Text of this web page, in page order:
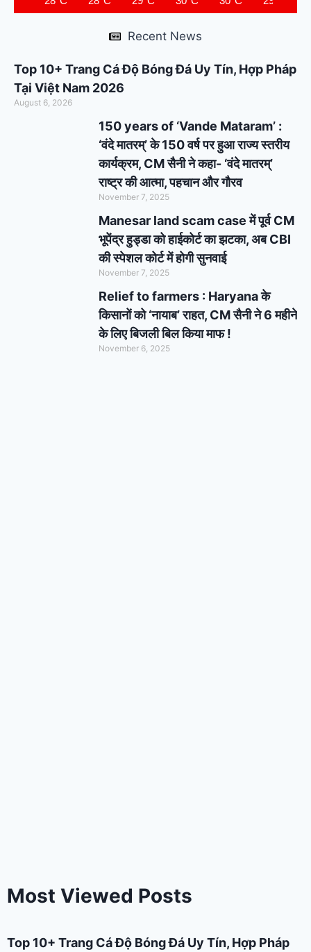
Recent News
Top 10+ Trang Cá Độ Bóng Đá Uy Tín, Hợp Pháp
Tại Việt Nam 2026
August 6, 2026
150 years of ‘Vande Mataram’ :
‘वंदे मातरम्’ के 150 वर्ष पर हुआ राज्य स्तरीय
कार्यक्रम, CM सैनी ने कहा- ‘वंदे मातरम्’
राष्ट्र की आत्मा, पहचान और गौरव
November 7, 2025
Manesar land scam case में पूर्व CM
भूपेंद्र हुड्डा को हाईकोर्ट का झटका, अब CBI
की स्पेशल कोर्ट में होगी सुनवाई
November 7, 2025
Relief to farmers : Haryana के
किसानों को ‘नायाब’ राहत, CM सैनी ने 6 महीने
के लिए बिजली बिल किया माफ !
November 6, 2025
Most Viewed Posts
Top 10+ Trang Cá Độ Bóng Đá Uy Tín, Hợp Pháp